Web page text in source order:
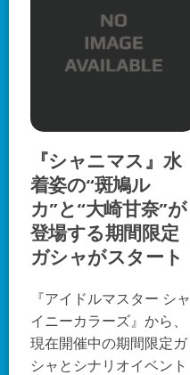
『シャニマス』水
着姿の“斑鳩ル
カ”と“大崎甘奈”が
登場する期間限定
ガシャがスタート
『アイドルマスター シャ
イニーカラーズ』から、
現在開催中の期間限定ガ
シャとシナリオイベント